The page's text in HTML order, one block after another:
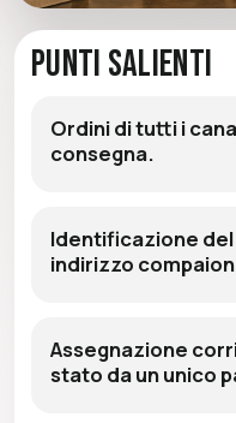
Punti Salienti
Ordini di tutti i
consegna.
Identificazione
indirizzo
Assegnazione
stato da un unico